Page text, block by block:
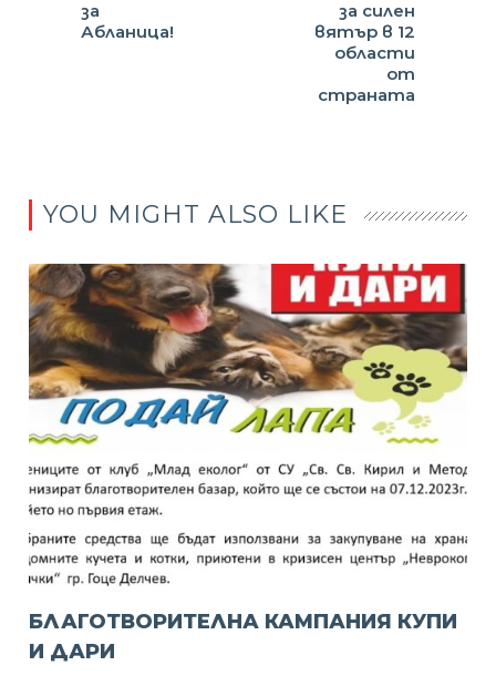
за
Абланица!
за силен
вятър в 12
области
от
страната
YOU MIGHT ALSO LIKE
БЛАГОТВОРИТЕЛНА КАМПАНИЯ КУПИ
И ДАРИ